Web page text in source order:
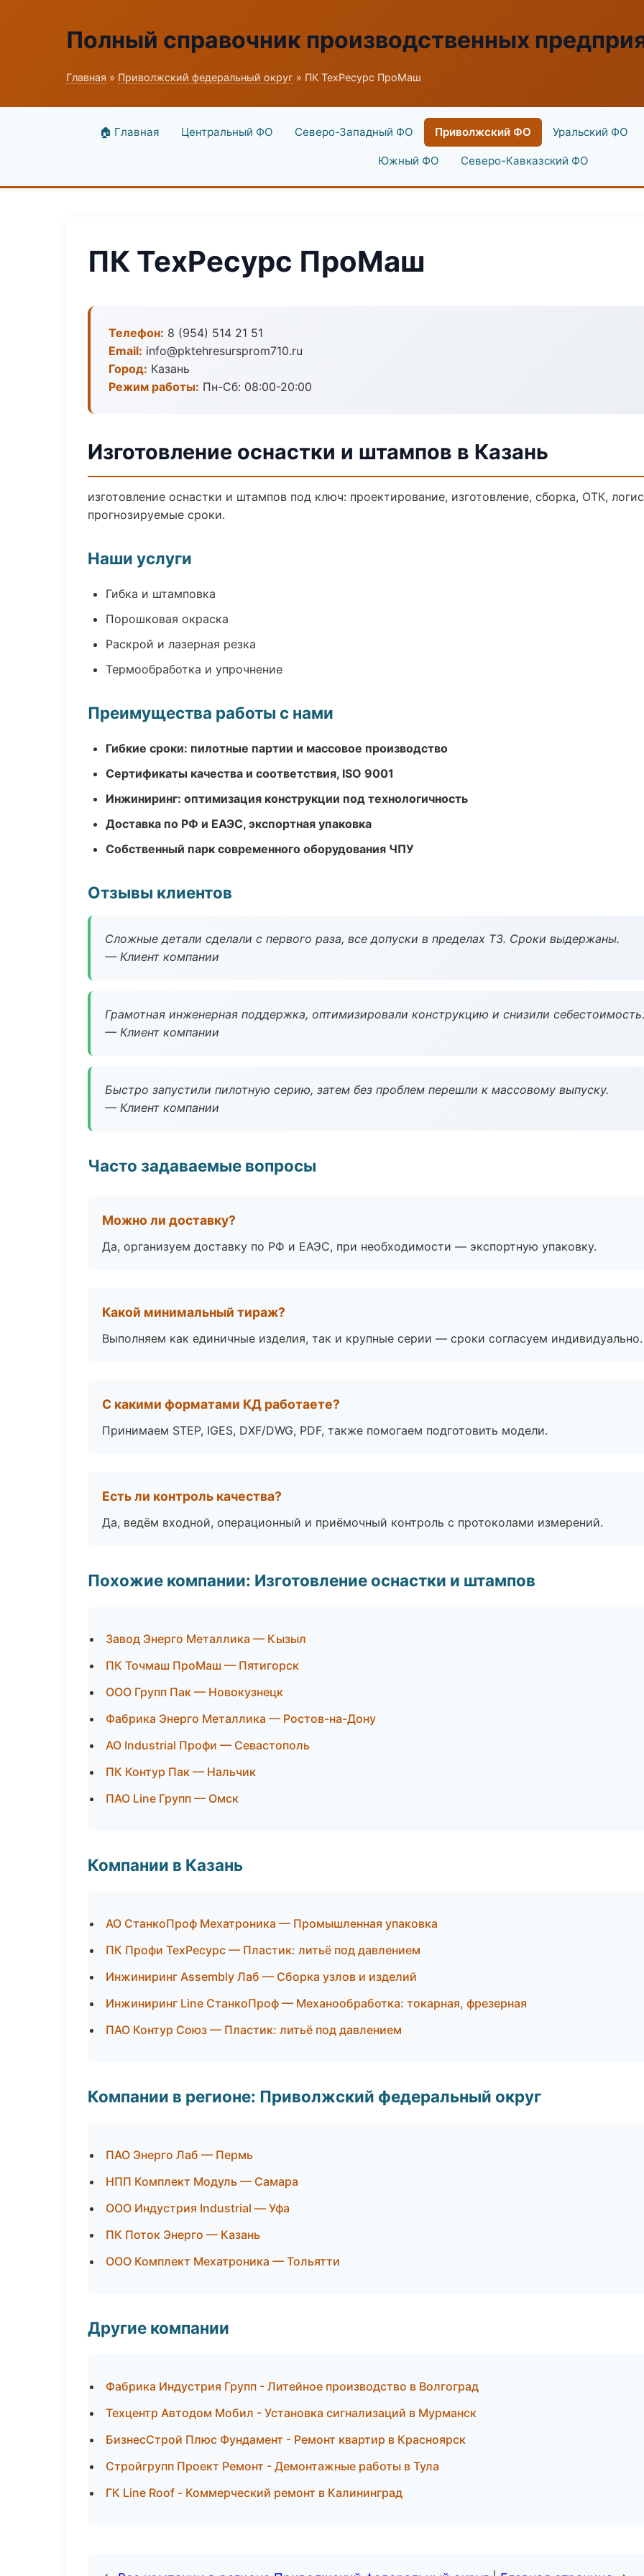
Полный справочник производственных
Главная » Приволжский федеральный округ » ПК ТехРесурс ПроМаш
🏠 Главная Центральный ФО Северо-Западный ФО Приволжский ФО Уральский ФО
Южный ФО Северо-Кавказский ФО
ПК ТехРесурс ПроМаш
Телефон: 8 (954) 514 21 51
Email: info@pktehresursprom710.ru
Город: Казань
Режим работы: Пн-Сб: 08:00-20:00
Изготовление оснастки и штампов в Казань
изготовление оснастки и штампов под ключ: проектирование, изготовление, сборка, ОТК,
прогнозируемые сроки.
Наши услуги
Гибка и штамповка
Порошковая окраска
Раскрой и лазерная резка
Термообработка и упрочнение
Преимущества работы с нами
Гибкие сроки: пилотные партии и массовое производство
Сертификаты качества и соответствия, ISO 9001
Инжиниринг: оптимизация конструкции под технологичность
Доставка по РФ и ЕАЭС, экспортная упаковка
Собственный парк современного оборудования ЧПУ
Отзывы клиентов
Сложные детали сделали с первого раза, все допуски в пределах ТЗ. Сроки выдержаны.
— Клиент компании
Грамотная инженерная поддержка, оптимизировали конструкцию и снизили себестоимость.
— Клиент компании
Быстро запустили пилотную серию, затем без проблем перешли к массовому выпуску.
— Клиент компании
Часто задаваемые вопросы
Можно ли доставку?
Да, организуем доставку по РФ и ЕАЭС, при необходимости — экспортную упаковку.
Какой минимальный тираж?
Выполняем как единичные изделия, так и крупные серии — сроки согласуем индивидуально.
С какими форматами КД работаете?
Принимаем STEP, IGES, DXF/DWG, PDF, также помогаем подготовить модели.
Есть ли контроль качества?
Да, ведём входной, операционный и приёмочный контроль с протоколами измерений.
Похожие компании: Изготовление оснастки и штампов
Завод Энерго Металлика — Кызыл
ПК Точмаш ПроМаш — Пятигорск
ООО Групп Пак — Новокузнецк
Фабрика Энерго Металлика — Ростов-на-Дону
АО Industrial Профи — Севастополь
ПК Контур Пак — Нальчик
ПАО Line Групп — Омск
Компании в Казань
АО СтанкоПроф Мехатроника — Промышленная упаковка
ПК Профи ТехРесурс — Пластик: литьё под давлением
Инжиниринг Assembly Лаб — Сборка узлов и изделий
Инжиниринг Line СтанкоПроф — Механообработка: токарная, фрезерная
ПАО Контур Союз — Пластик: литьё под давлением
Компании в регионе: Приволжский федеральный округ
ПАО Энерго Лаб — Пермь
НПП Комплект Модуль — Самара
ООО Индустрия Industrial — Уфа
ПК Поток Энерго — Казань
ООО Комплект Мехатроника — Тольятти
Другие компании
Фабрика Индустрия Групп - Литейное производство в Волгоград
Техцентр Автодом Мобил - Установка сигнализаций в Мурманск
БизнесСтрой Плюс Фундамент - Ремонт квартир в Красноярск
Стройгрупп Проект Ремонт - Демонтажные работы в Тула
ГК Line Roof - Коммерческий ремонт в Калининград